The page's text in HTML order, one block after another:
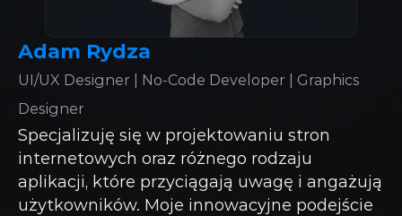
Adam Rydza
UI/UX Designer | No-Code Developer | Graphics
Designer
Specjalizuję się w projektowaniu stron
internetowych oraz różnego rodzaju
aplikacji, które przyciągają uwagę i angażują
użytkowników. Moje innowacyjne podejście